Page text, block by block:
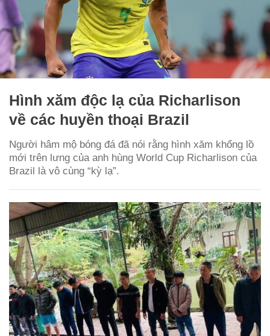
Hình xăm độc lạ của Richarlison
về các huyền thoại Brazil
Người hâm mộ bóng đá đã nói rằng hình xăm khổng lồ
mới trên lưng của anh hùng World Cup Richarlison của
Brazil là vô cùng “kỳ lạ”.